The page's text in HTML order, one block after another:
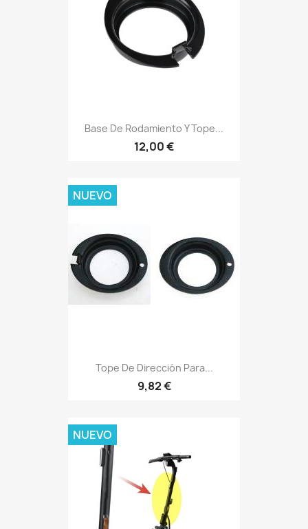
Base De Rodamiento Y Tope...
12,00 €
Tope De Dirección Para...
9,82 €
NUEVO
NUEVO